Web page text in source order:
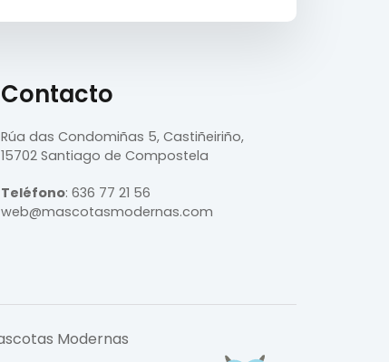
Contacto
Rúa das Condomiñas 5, Castiñeiriño,
15702 Santiago de Compostela
Teléfono: 636 77 21 56
web@mascotasmodernas.com